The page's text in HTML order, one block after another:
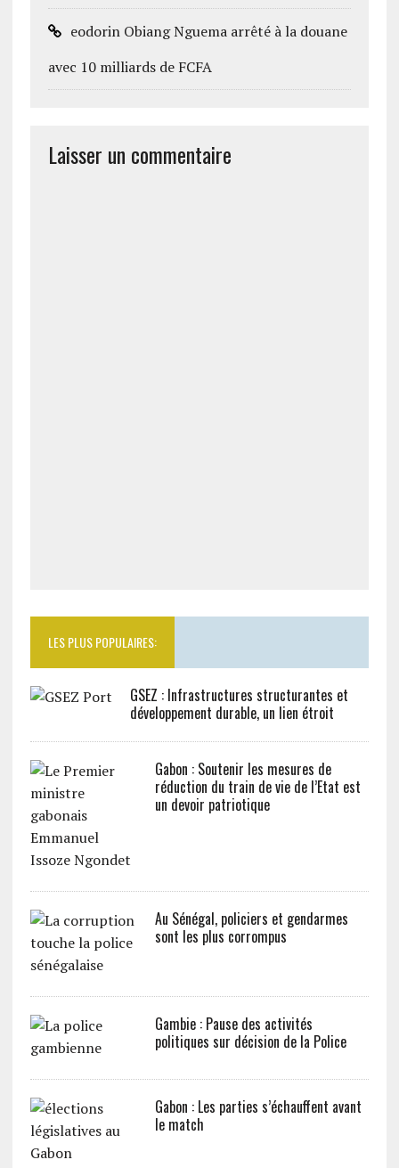
eodorin Obiang Nguema arrêté à la douane
avec 10 milliards de FCFA
Laisser un commentaire
LES PLUS POPULAIRES:
GSEZ : Infrastructures structurantes et
développement durable, un lien étroit
Gabon : Soutenir les mesures de
réduction du train de vie de l’Etat est
un devoir patriotique
Au Sénégal, policiers et gendarmes
sont les plus corrompus
Gambie : Pause des activités
politiques sur décision de la Police
Gabon : Les parties s’échauffent avant
le match